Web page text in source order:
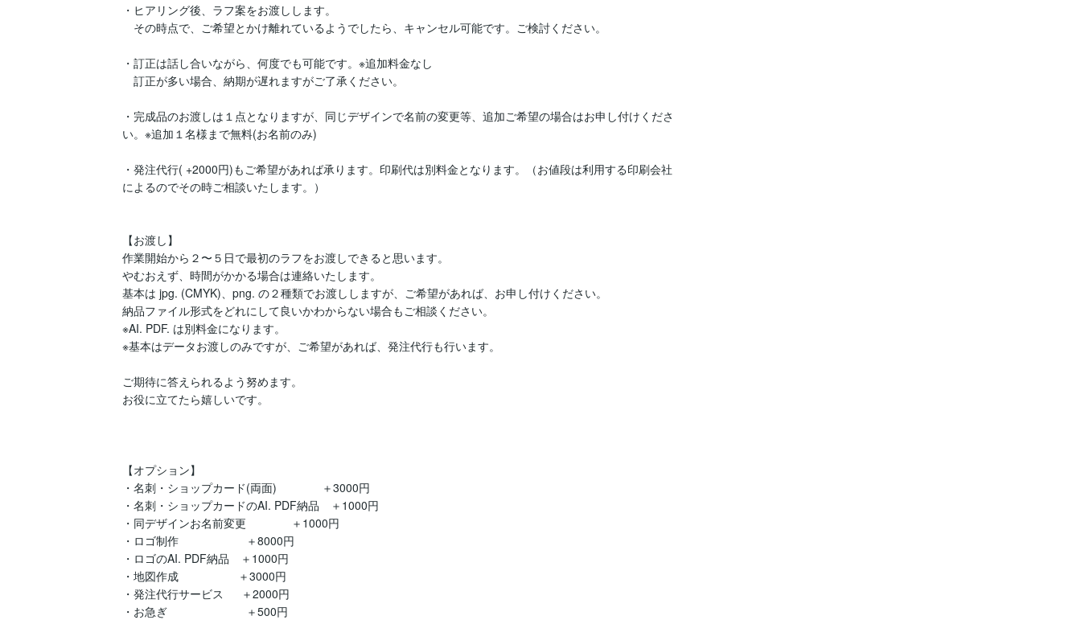
・ヒアリング後、ラフ案をお渡しします。
その時点で、ご希望とかけ離れているようでしたら、キャンセル可能です。ご検討ください。
・訂正は話し合いながら、何度でも可能です。※追加料金なし
訂正が多い場合、納期が遅れますがご了承ください。
・完成品のお渡しは１点となりますが、同じデザインで名前の変更等、追加ご希望の場合はお申し付けくださ
い。※追加１名様まで無料(お名前のみ)
・発注代行( +2000円)もご希望があれば承ります。印刷代は別料金となります。（お値段は利用する印刷会社
によるのでその時ご相談いたします。）
【お渡し】
作業開始から２〜５日で最初のラフをお渡しできると思います。
やむおえず、時間がかかる場合は連絡いたします。
基本は jpg. (CMYK)、png. の２種類でお渡ししますが、ご希望があれば、お申し付けください。
納品ファイル形式をどれにして良いかわからない場合もご相談ください。
※AI. PDF. は別料金になります。
※基本はデータお渡しのみですが、ご希望があれば、発注代行も行います。
ご期待に答えられるよう努めます。
お役に立てたら嬉しいです。
【オプション】
・名刺・ショップカード(両面)　　　　＋3000円
・名刺・ショップカードのAI. PDF納品　＋1000円
・同デザインお名前変更　　　　＋1000円
・ロゴ制作　　　　　　＋8000円
・ロゴのAI. PDF納品　＋1000円
・地図作成　　　　　 ＋3000円
・発注代行サービス  　＋2000円
・お急ぎ　　　　　　　＋500円